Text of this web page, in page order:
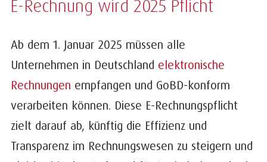
E-Rechnung wird 2025 Pflicht
Ab dem 1. Januar 2025 müssen alle
Unternehmen in Deutschland elektronische
Rechnungen empfangen und GoBD-konform
verarbeiten können. Diese E-Rechnungspflicht
zielt darauf ab, künftig die Effizienz und
Transparenz im Rechnungswesen zu steigern und